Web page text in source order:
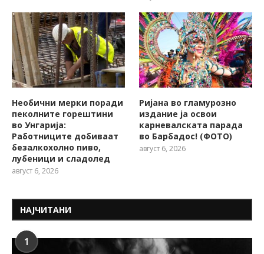
Необични мерки поради
пеколните горештини
во Унгарија:
Работниците добиваат
безалкохолно пиво,
лубеници и сладолед
август 6, 2026
Ријана во гламурозно
издание ја освои
карневалската парада
во Барбадос! (ФОТО)
август 6, 2026
НАЈЧИТАНИ
1